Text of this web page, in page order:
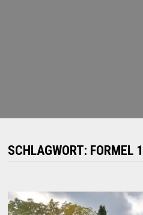
SCHLAGWORT: FORMEL 1